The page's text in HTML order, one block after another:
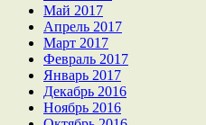
Май 2017
Апрель 2017
Март 2017
Февраль 2017
Январь 2017
Декабрь 2016
Ноябрь 2016